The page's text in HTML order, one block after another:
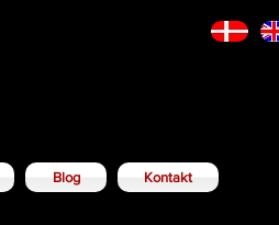
Blog Kontakt